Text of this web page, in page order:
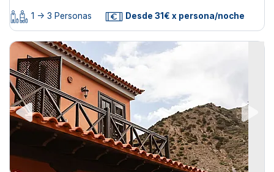
1 -> 3 Personas Desde 31€ x persona/noche